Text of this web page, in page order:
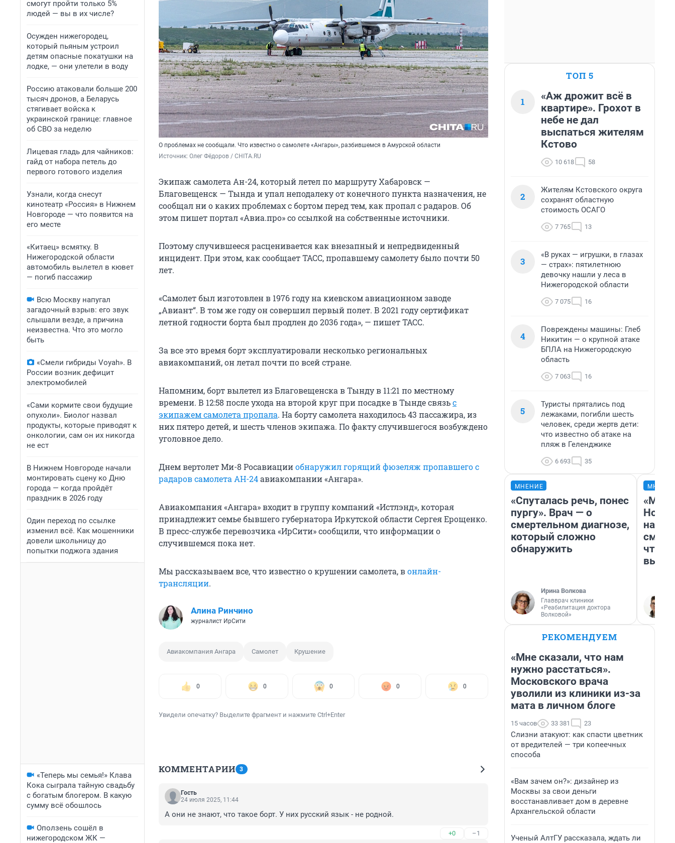
смогут пройти только 5%
людей — вы в их числе?
Осужден нижегородец,
который пьяным устроил
детям опасные покатушки на
лодке, — они улетели в воду
Россию атаковали больше 200
тысяч дронов, а Беларусь
стягивает войска к
украинской границе: главное
об СВО за неделю
Лицевая гладь для чайников:
гайд от набора петель до
первого готового изделия
Узнали, когда снесут
кинотеатр «Россия» в Нижнем
Новгороде — что появится на
его месте
«Китаец» всмятку. В
Нижегородской области
автомобиль вылетел в кювет
— погиб пассажир
Всю Москву напугал
загадочный взрыв: его звук
слышали везде, а причина
неизвестна. Что это могло
быть
«Смели гибриды Voyah». В
России возник дефицит
электромобилей
«Сами кормите свои будущие
опухоли». Биолог назвал
продукты, которые приводят к
онкологии, сам он их никогда
не ест
В Нижнем Новгороде начали
монтировать сцену ко Дню
города — когда пройдёт
праздник в 2026 году
Один переход по ссылке
изменил всё. Как мошенники
довели школьницу до
попытки поджога здания
«Теперь мы семья!» Клава
Кока сыграла тайную свадьбу
с богатым блогером. В какую
сумму всё обошлось
Оползень сошёл в
нижегородском ЖК —
О проблемах не сообщали. Что известно о самолете «Ангары», разбившемся в Амурской области
Источник: Олег Фёдоров / CHITA.RU
Экипаж самолета Ан-24, который летел по маршруту Хабаровск —
Благовещенск — Тында и упал неподалеку от конечного пункта назначения, не
сообщал ни о каких проблемах с бортом перед тем, как пропал с радаров. Об
этом пишет портал «Авиа.про» со ссылкой на собственные источники.
Поэтому случившееся расценивается как внезапный и непредвиденный
инцидент. При этом, как сообщает ТАСС, пропавшему самолету было почти 50
лет.
«Самолет был изготовлен в 1976 году на киевском авиационном заводе
„Авиант“. В том же году он совершил первый полет. В 2021 году сертификат
летной годности борта был продлен до 2036 года», — пишет ТАСС.
За все это время борт эксплуатировали несколько региональных
авиакомпаний, он летал почти по всей стране.
Напомним, борт вылетел из Благовещенска в Тынду в 11:21 по местному
времени. В 12:58 после ухода на второй круг при посадке в Тынде связьс
экипажем самолета пропала. На борту самолета находилось 43 пассажира, из
них пятеро детей, и шесть членов экипажа. По факту случившегося возбуждено
уголовное дело.
Днем вертолет Ми-8 Росавиацииобнаружил горящий фюзеляж пропавшего с
радаров самолета АН-24авиакомпании «Ангара».
Авиакомпания «Ангара» входит в группу компаний «Истлэнд», которая
принадлежит семье бывшего губернатора Иркутской области Сергея Ерощенко.
В пресс-службе перевозчика «ИрСити» сообщили, что информации о
случившемся пока нет.
Мы рассказываем все, что известно о крушении самолета, вонлайн-
трансляции.
Алина Ринчино
журналист ИрСити
Авиакомпания Ангара Самолет Крушение
0 0 0 0 0
Увидели опечатку? Выделите фрагмент и нажмите Ctrl+Enter
КОММЕНТАРИИ 3
Гость
24 июля 2025, 11:44
А они не знают, что такое борт. У них русский язык - не родной.
+0 –1
ТОП 5
1
«Аж дрожит всё в
квартире». Грохот в
небе не дал
выспаться жителям
Кстово
10 618 58
2
Жителям Кстовского округа
сохранят областную
стоимость ОСАГО
7 765 13
3
«В руках — игрушки, в глазах
— страх»: пятилетнюю
девочку нашли у леса в
Нижегородской области
7 075 16
4
Повреждены машины: Глеб
Никитин — о крупной атаке
БПЛА на Нижегородскую
область
7 063 16
5
Туристы прятались под
лежаками, погибли шесть
человек, среди жертв дети:
что известно об атаке на
пляж в Геленджике
6 693 35
МНЕНИЕ
«Спуталась речь, понес
пургу». Врач — о
смертельном диагнозе,
который сложно
обнаружить
Ирина Волкова
Главврач клиники
«Реабилитация доктора
Волковой»
«Мы
РЕКОМЕНДУЕМ
«Мне сказали, что нам
нужно расстаться».
Московского врача
уволили из клиники из-за
мата в личном блоге
15 часов 33 381 23
Слизни атакуют: как спасти цветник
от вредителей — три копеечных
способа
«Вам зачем он?»: дизайнер из
Москвы за свои деньги
восстанавливает дом в деревне
Архангельской области
Ученый АлтГУ рассказала, ждать ли